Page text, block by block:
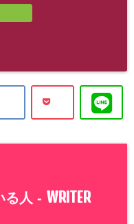
る人 - WRITER